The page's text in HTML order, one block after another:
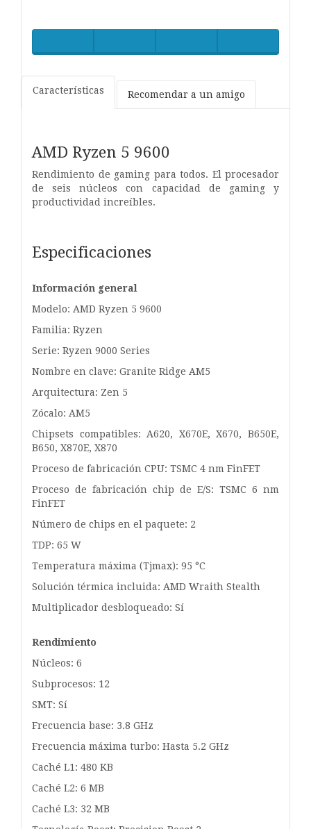
Características Recomendar a un amigo
AMD Ryzen 5 9600
Rendimiento de gaming para todos. El procesador
de seis núcleos con capacidad de gaming y
productividad increíbles.
Especificaciones
Información general
Modelo: AMD Ryzen 5 9600
Familia: Ryzen
Serie: Ryzen 9000 Series
Nombre en clave: Granite Ridge AM5
Arquitectura: Zen 5
Zócalo: AM5
Chipsets compatibles: A620, X670E, X670, B650E,
B650, X870E, X870
Proceso de fabricación CPU: TSMC 4 nm FinFET
Proceso de fabricación chip de E/S: TSMC 6 nm
FinFET
Número de chips en el paquete: 2
TDP: 65 W
Temperatura máxima (Tjmax): 95 °C
Solución térmica incluida: AMD Wraith Stealth
Multiplicador desbloqueado: Sí
Rendimiento
Núcleos: 6
Subprocesos: 12
SMT: Sí
Frecuencia base: 3.8 GHz
Frecuencia máxima turbo: Hasta 5.2 GHz
Caché L1: 480 KB
Caché L2: 6 MB
Caché L3: 32 MB